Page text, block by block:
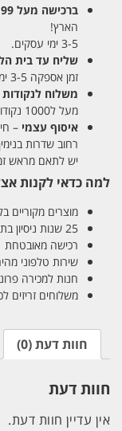
ברכישה מעל 199 ש"ח
הארץ!
3-5 ימי עסקים.
שליח עד בית
זמן אספקה 3-5 ימי עסקים.
משלוח
מעל ל1000 נקודות ברחבי הארץ. זמן אספקה 5-8 ימי עסקים.
איסוף עצמי –
רחוב שדרות בנימין 10 נתניה/ רחוב פנקס 12 נתניה –
יש לתאם מראש זמן
למה כדאי לקנות
מוצרים מקוריים
25 שנות ניסיון בתחום מוצרי השיער והטיפוח
רכישה מאובטחת
שירות טלפוני
חנות למכירה
משלוחים זריזים
חוות דעת (0)
חוות דעת
אין עדיין חוות דעת.